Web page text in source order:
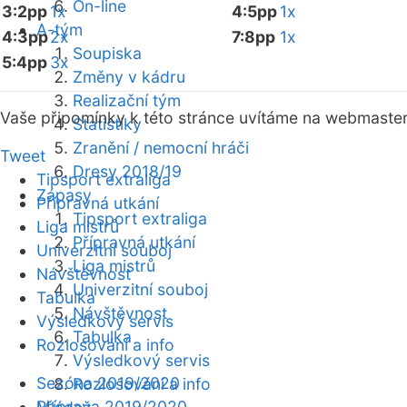
On-line
A-tým
Soupiska
Změny v kádru
Realizační tým
Statistiky
Zranění / nemocní hráči
Dresy 2018/19
Zápasy
Tipsport extraliga
Přípravná utkání
Liga mistrů
Univerzitní souboj
Návštěvnost
Tabulka
Výsledkový servis
Rozlosování a info
3:2pp1x
4:3pp2x
5:4pp3x
4:5pp1x
7:8pp 1x
Vaše připomínky k této stránce uvítáme na webmaster
Tweet
Tipsport extraliga
Přípravná utkání
Liga mistrů
Univerzitní souboj
Návštěvnost
Tabulka
Výsledkový servis
Rozlosování a info
Sezóna 2019/2020